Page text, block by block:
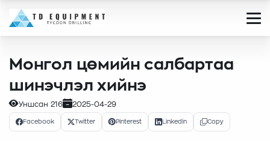
Монгол цөмийн салбартаа
шинэчлэл хийнэ
Уншсан 216 2025-04-29
Facebook Twitter Pinterest Linkedin Copy